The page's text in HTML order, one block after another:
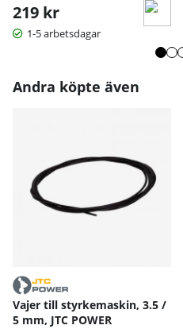
219 kr
1-5 arbetsdagar
Andra köpte även
Vajer till styrkemaskin, 3.5 /
5 mm, JTC POWER